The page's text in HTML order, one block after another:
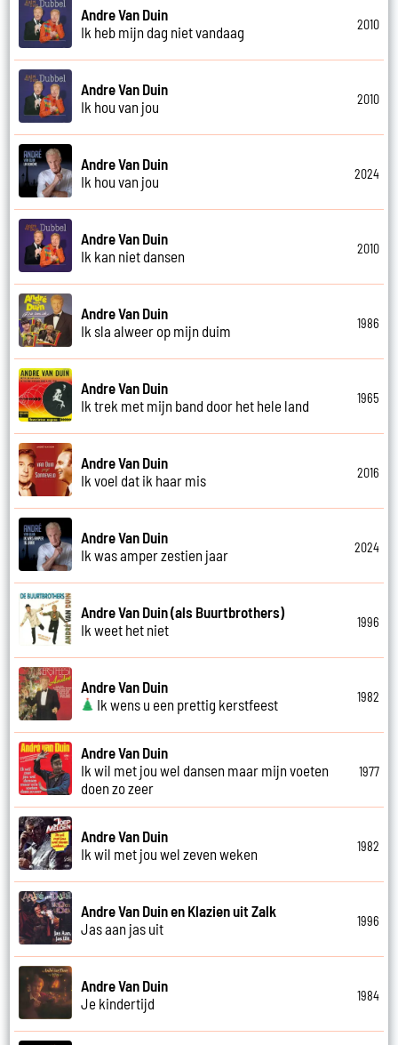
Andre Van Duin
Ik heb mijn dag niet vandaag
2010
Andre Van Duin
Ik hou van jou
2010
Andre Van Duin
Ik hou van jou
2024
Andre Van Duin
Ik kan niet dansen
2010
Andre Van Duin
Ik sla alweer op mijn duim
1986
Andre Van Duin
Ik trek met mijn band door het hele land
1965
Andre Van Duin
Ik voel dat ik haar mis
2016
Andre Van Duin
Ik was amper zestien jaar
2024
Andre Van Duin (als Buurtbrothers)
Ik weet het niet
1996
Andre Van Duin
Ik wens u een prettig kerstfeest
1982
Andre Van Duin
Ik wil met jou wel dansen maar mijn voeten
doen zo zeer
1977
Andre Van Duin
Ik wil met jou wel zeven weken
1982
Andre Van Duin en Klazien uit Zalk
Jas aan jas uit
1996
Andre Van Duin
Je kindertijd
1984